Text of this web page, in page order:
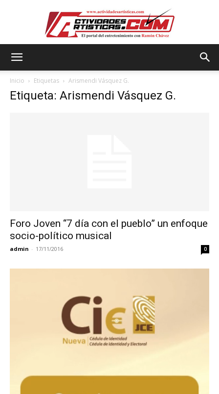
Inicio Etiquetas Arismendi Vásquez G.
Etiqueta: Arismendi Vásquez G.
Foro Joven “7 día con el pueblo” un enfoque
socio-político musical
admin - 17/11/2016 0